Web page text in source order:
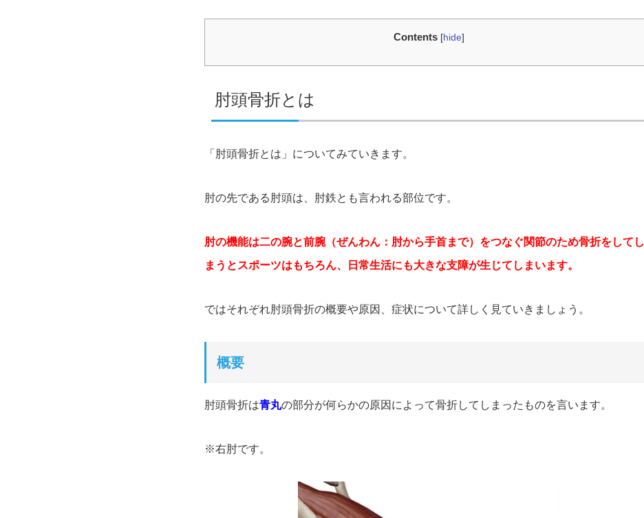
Contents [hide]
肘頭骨折とは
「肘頭骨折とは」についてみていきます。
肘の先である肘頭は、肘鉄とも言われる部位です。
肘の機能は二の腕と前腕（ぜんわん：肘から手首まで）をつなぐ関節のため骨折をしてし
まうとスポーツはもちろん、日常生活にも大きな支障が生じてしまいます。
ではそれぞれ肘頭骨折の概要や原因、症状について詳しく見ていきましょう。
概要
肘頭骨折は青丸の部分が何らかの原因によって骨折してしまったものを言います。
※右肘です。